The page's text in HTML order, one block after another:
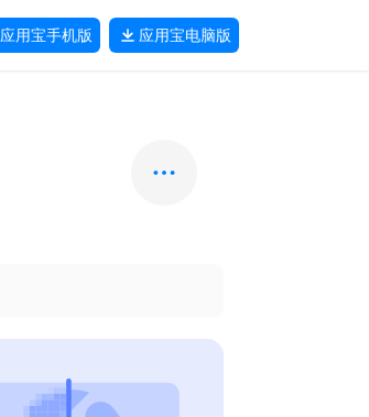
应用宝手机版 应用宝电脑版